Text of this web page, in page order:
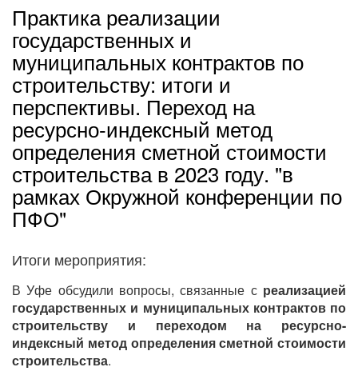
Практика реализации
государственных и
муниципальных контрактов по
строительству: итоги и
перспективы. Переход на
ресурсно-индексный метод
определения сметной стоимости
строительства в 2023 году. "в
рамках Окружной конференции по
ПФО"
Итоги мероприятия:
В Уфе обсудили вопросы, связанные с реализацией
государственных и муниципальных контрактов по
строительству и переходом на ресурсно-
индексный метод определения сметной стоимости
строительства.